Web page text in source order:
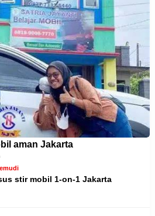
aman Jakarta
stir mobil 1-on-1 Jakarta